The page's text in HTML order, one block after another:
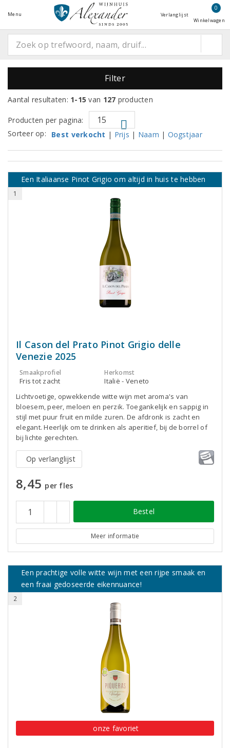
Menu Verlanglijst
0
Winkelwagen
Filter
Aantal resultaten: 1-15 van 127 producten
Producten per pagina:
Sorteer op:
Best verkocht | Prijs | Naam | Oogstjaar
Een Italiaanse Pinot Grigio om altijd in huis te hebben
1
Il Cason del Prato Pinot Grigio delle
Venezie 2025
Smaakprofiel
Fris tot zacht
Herkomst
Italië - Veneto
Lichtvoetige, opwekkende witte wijn met aroma's van
bloesem, peer, meloen en perzik. Toegankelijk en sappig in
stijl met puur fruit en milde zuren. De afdronk is zacht en
elegant. Heerlijk om te drinken als aperitief, bij de borrel of
bij lichte gerechten.
Op verlanglijst
8,45 per fles
Bestel
Meer informatie
Een prachtige volle witte wijn met een rijpe smaak en
een fraai gedoseerde eikennuance!
2
onze favoriet